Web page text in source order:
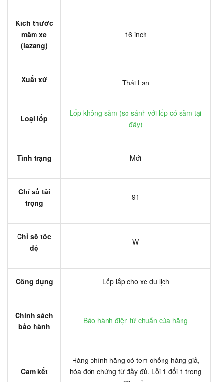
Kích thước
mâm xe
(lazang)
16 inch
Xuất xứ Thái Lan
Loại lốp
Lốp không săm (so sánh với lốp có săm tại
đây)
Tình trạng Mới
Chỉ số tải
trọng
91
Chỉ số tốc
độ
W
Công dụng Lốp lắp cho xe du lịch
Chính sách
bảo hành
Bảo hành điện tử chuẩn của hãng
Cam kết
Hàng chính hãng có tem chống hàng giả,
hóa đơn chứng từ đầy đủ. Lỗi 1 đổi 1 trong